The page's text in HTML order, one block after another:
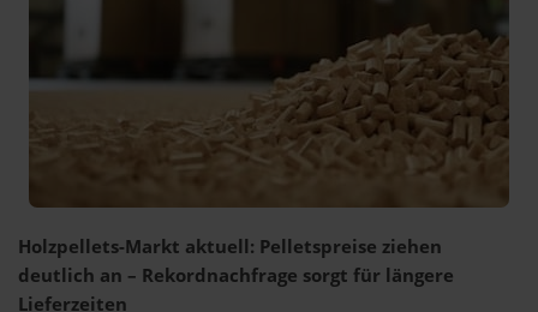
Holzpellets-Markt aktuell: Pelletspreise ziehen
deutlich an – Rekordnachfrage sorgt für längere
Lieferzeiten